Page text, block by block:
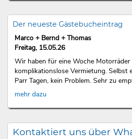
Der neueste Gästebucheintrag
Marco + Bernd + Thomas
Freitag, 15.05.26
Wir haben für eine Woche Motorräder
komplikationslose Vermietung. Selbst
Parr Tagen, kein Problem. Sehr zu
mehr dazu
Kontaktiert uns über